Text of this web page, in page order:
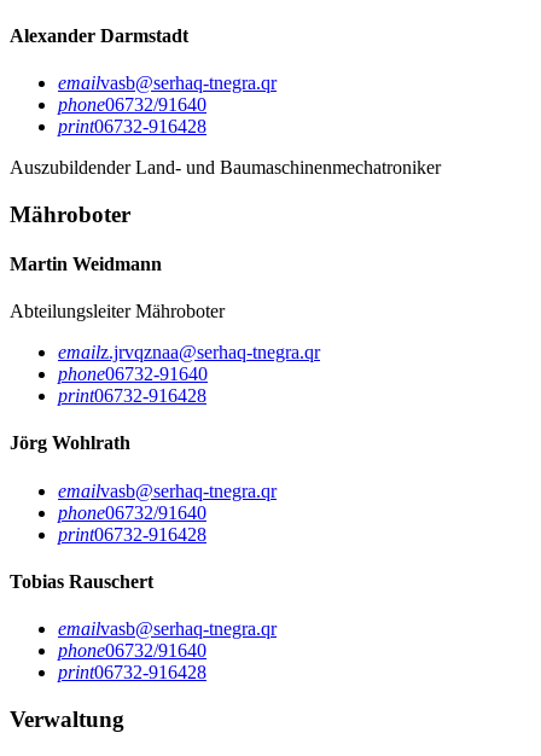
Alexander Darmstadt
emailvasb@serhaq-tnegra.qr
phone06732/91640
print06732-916428
Auszubildender Land- und Baumaschinenmechatroniker
Mähroboter
Martin Weidmann
Abteilungsleiter Mähroboter
emailz.jrvqznaa@serhaq-tnegra.qr
phone06732-91640
print06732-916428
Jörg Wohlrath
emailvasb@serhaq-tnegra.qr
phone06732/91640
print06732-916428
Tobias Rauschert
emailvasb@serhaq-tnegra.qr
phone06732/91640
print06732-916428
Verwaltung